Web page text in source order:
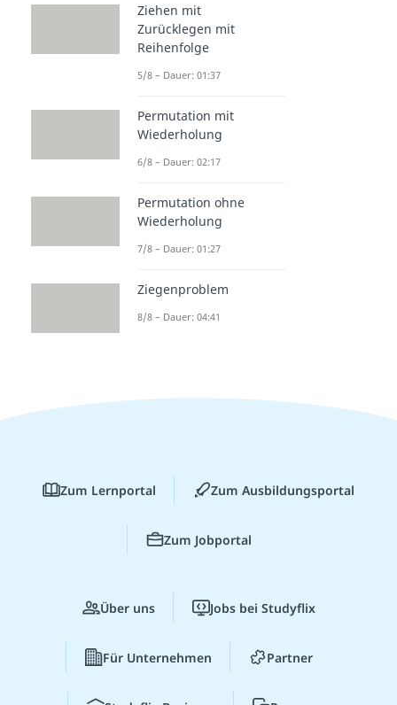
Ziehen mit
Zurücklegen mit
Reihenfolge
5/8 – Dauer: 01:37
Permutation mit
Wiederholung
6/8 – Dauer: 02:17
Permutation ohne
Wiederholung
7/8 – Dauer: 01:27
Ziegenproblem
8/8 – Dauer: 04:41
Zum Lernportal Zum Ausbildungsportal
Zum Jobportal
Über uns Jobs bei Studyflix
Für Unternehmen Partner